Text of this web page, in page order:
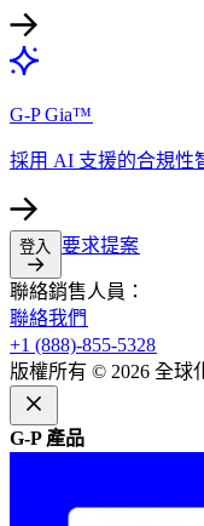
G-P Gia™​​
採用 AI 支援的合規性
登入​​ 要求提案​​
聯絡銷售人員：​​
聯絡我們​​
+1 (888)-855-5328​​
版權所有 © 2026 全球
G-P 產品​​